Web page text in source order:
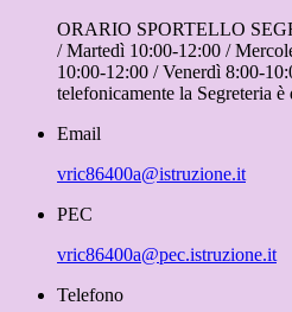
ORARIO SPORTELLO
/ Martedì 10:00-12:00 /
10:00-12:00 / Venerdì 8:00-
telefonicamente la Segreteria
Email
vric86400a@istruzione.it
PEC
vric86400a@pec.istruzione.it
Telefono